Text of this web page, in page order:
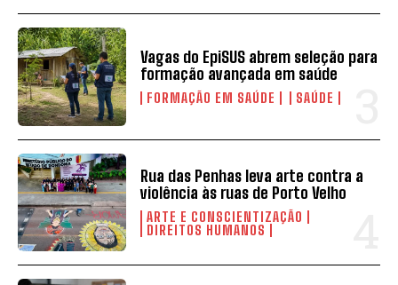
Vagas do EpiSUS abrem seleção para
formação avançada em saúde
FORMAÇÃO EM SAÚDE SAÚDE
Rua das Penhas leva arte contra a
violência às ruas de Porto Velho
ARTE E CONSCIENTIZAÇÃO
DIREITOS HUMANOS